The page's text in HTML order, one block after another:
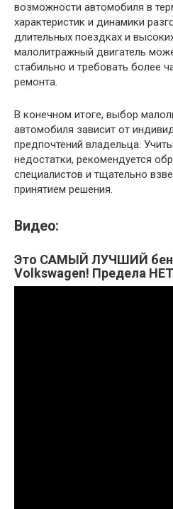
возможности автомобиля в
характеристик и динамики
длительных поездках и
малолитражный двигатель
стабильно и требовать более
ремонта.
В конечном итоге, выбор
автомобиля зависит от
предпочтений владельца.
недостатки, рекомендуется
специалистов и тщательно
принятием решения.
Видео:
Это САМЫЙ ЛУЧШИЙ
Volkswagen! Предела НЕТ